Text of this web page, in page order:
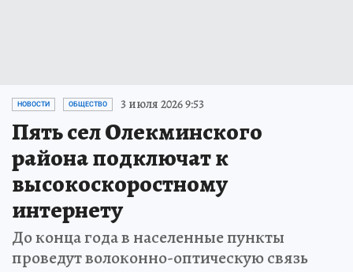
НОВОСТИ ОБЩЕСТВО 3 июля 2026 9:53
Пять сел Олекминского
района подключат к
высокоскоростному
интернету
До конца года в населенные пункты
проведут волоконно-оптическую связь